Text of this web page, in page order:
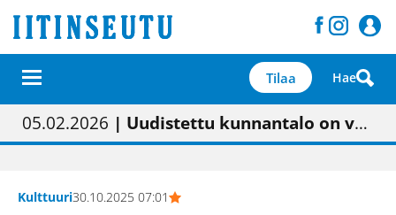
Tilaa Hae
01.02.2026 | Painon vaihtumisen pitäisi näkyä hieman parempana painojäljen laatuna lehdessä
05.02.2026 | Uudistettu kunnantalo on valoisa
23.04.2026 | “Olemme käynnistämässä uudelleen keskustavisiotyön”
09.05.2026| "Maalla on totuttu elämään omavaraisemmin kuin kaupungissa"
Kulttuuri30.10.2025 07:01